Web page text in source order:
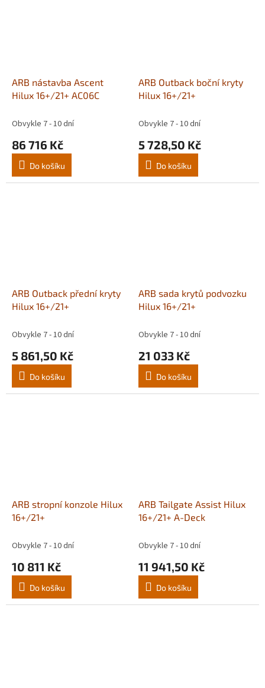
ARB nástavba Ascent
Hilux 16+/21+ AC06C
Obvykle 7 - 10 dní
86 716 Kč
Do košíku
ARB Outback boční kryty
Hilux 16+/21+
Obvykle 7 - 10 dní
5 728,50 Kč
Do košíku
ARB Outback přední kryty
Hilux 16+/21+
Obvykle 7 - 10 dní
5 861,50 Kč
Do košíku
ARB sada krytů podvozku
Hilux 16+/21+
Obvykle 7 - 10 dní
21 033 Kč
Do košíku
ARB stropní konzole Hilux
16+/21+
Obvykle 7 - 10 dní
10 811 Kč
Do košíku
ARB Tailgate Assist Hilux
16+/21+ A-Deck
Obvykle 7 - 10 dní
11 941,50 Kč
Do košíku